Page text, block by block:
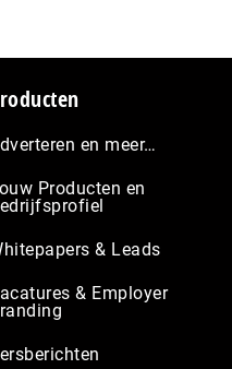
en meer…
Producten en
& Leads
& Employer